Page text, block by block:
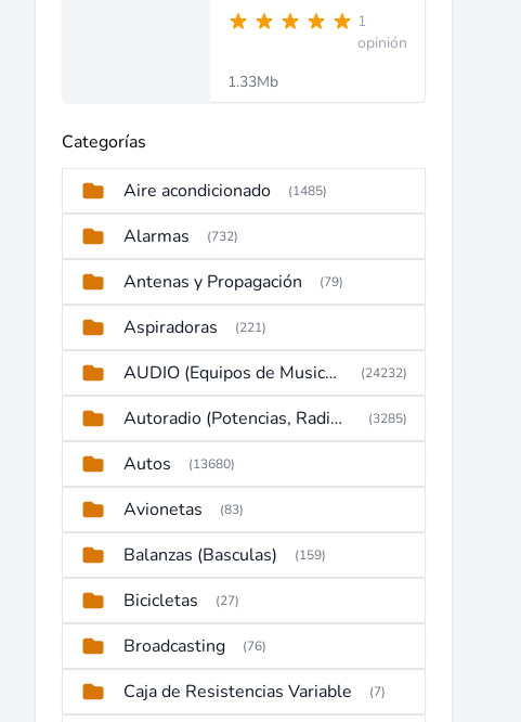
1
opinión
1.33Mb
Categorías
Aire acondicionado (1485)
Alarmas (732)
Antenas y Propagación (79)
Aspiradoras (221)
AUDIO (Equipos de Musica, Amplificadores, Reproductores, Etc) (24232)
Autoradio (Potencias, Radios y DVD) (3285)
Autos (13680)
Avionetas (83)
Balanzas (Basculas) (159)
Bicicletas (27)
Broadcasting (76)
Caja de Resistencias Variable (7)